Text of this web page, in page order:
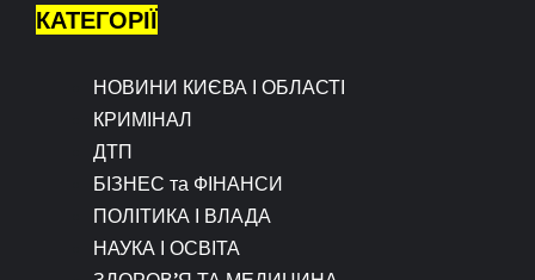
КАТЕГОРІЇ
НОВИНИ КИЄВА І ОБЛАСТІ
КРИМІНАЛ
ДТП
БІЗНЕС та ФІНАНСИ
ПОЛІТИКА І ВЛАДА
НАУКА І ОСВІТА